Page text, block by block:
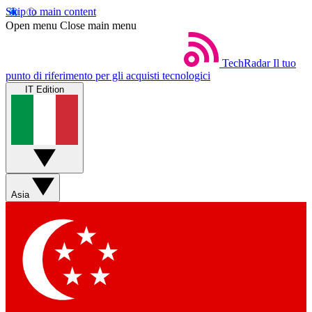
Skip to main content
Open menu Close main menu
TechRadar Il tuo
punto di riferimento per gli acquisti tecnologici
IT Edition
Asia